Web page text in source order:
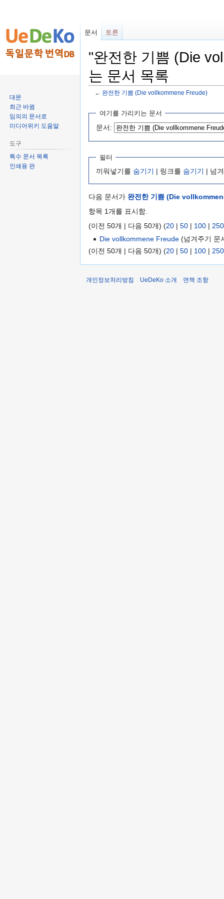
"완전한 기쁨 (Die
는 문서 목록
← 완전한 기쁨 (Die vollkommene Freude)
기
러
여기를 가리키는 문서
문서:
필터
끼워넣기를 숨기기 | 링크를 숨기기 | 넘
다음 문서가 완전한 기쁨 (Die
항목 1개를 표시함.
(이전 50개 | 다음 50개) (20 | 50 | 100 | 250
Die vollkommene Freude (넘겨주기 문
(이전 50개 | 다음 50개) (20 | 50 | 100 | 250
문서 토론
대문
최근 바뀜
임의의 문서로
미디어위키 도움말
도구
특수 문서 목록
인쇄용 판
개인정보처리방침 UeDeKo 소개 면책 조항